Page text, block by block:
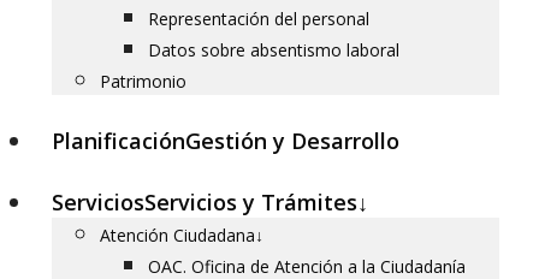
Representación del personal
Datos sobre absentismo laboral
Patrimonio
PlanificaciónGestión y Desarrollo
ServiciosServicios y Trámites↓
Atención Ciudadana↓
OAC. Oficina de Atención a la Ciudadanía